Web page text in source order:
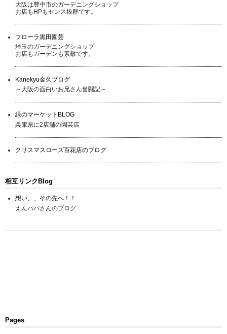
大阪は豊中市のガーデニングショップ
お店もHPもセンス抜群です。
フローラ黒田園芸
埼玉のガーデニングショップ
お店もガーデンも素敵です。
Kanekyu金久ブログ
～大阪の面白いお兄さん奮闘記～
緑のマーケットBLOG
兵庫県に2店舗の園芸店
クリスマスローズ百花店のブログ
相互リンクBlog
想い、、その先へ！！
えんパパさんのブログ
Pages